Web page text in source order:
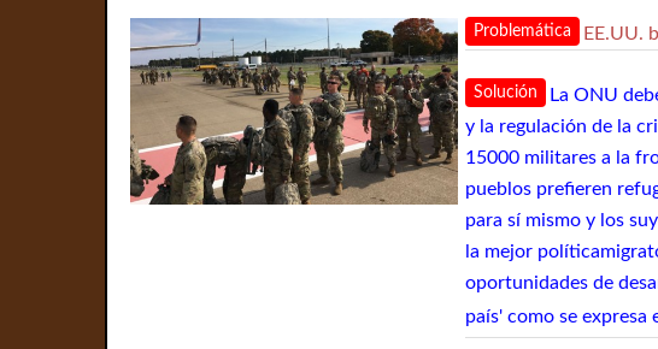
Problemática EE.UU.
Solución
La ONU
y la regulación de la
15000 militares a la
pueblos prefieren
para sí mismo y los
la mejor
oportunidades de
país' como se expresa